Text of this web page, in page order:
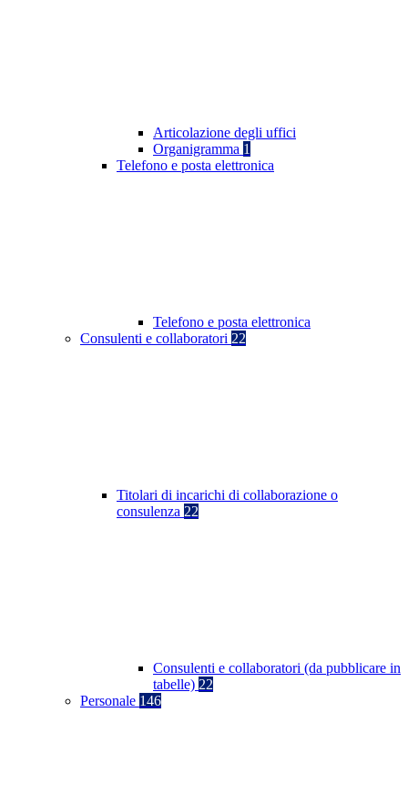
Articolazione degli uffici
Organigramma 1
Telefono e posta elettronica
Telefono e posta elettronica
Consulenti e collaboratori 22
Titolari di incarichi di collaborazione o
consulenza 22
Consulenti e collaboratori (da pubblicare in
tabelle) 22
Personale 146